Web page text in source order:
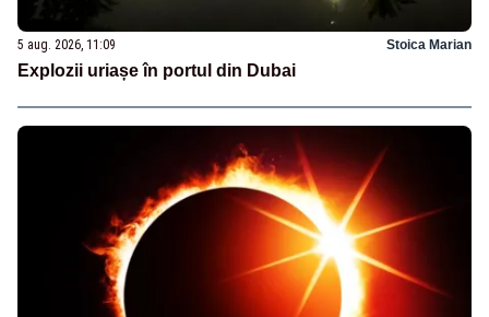
5 aug. 2026, 11:09 Stoica Marian
Explozii uriașe în portul din Dubai